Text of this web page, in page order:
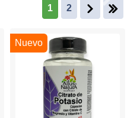
1 2
Nuevo